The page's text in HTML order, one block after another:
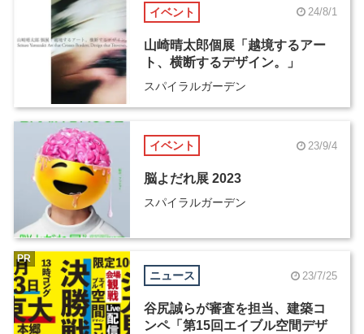
イベント 24/8/1
山崎晴太郎個展「越境するアー
ト、横断するデザイン。」
スパイラルガーデン
イベント 23/9/4
脳よだれ展 2023
スパイラルガーデン
ニュース 23/7/25
谷尻誠らが審査を担当、建築コ
ンペ「第15回エイブル空間デザ
PR